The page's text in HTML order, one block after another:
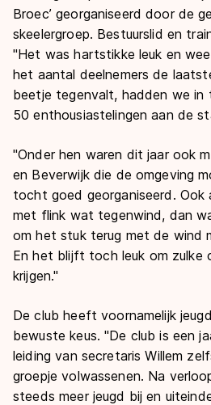
Broec’ georganiseerd door de
skeelergroep. Bestuurslid en
"Het was hartstikke leuk en
het aantal deelnemers de
beetje tegenvalt, hadden we in
50 enthousiastelingen aan de
"Onder hen waren dit jaar ook
en Beverwijk die de omgeving
tocht goed georganiseerd. Ook
met flink wat tegenwind, dan
om het stuk terug met de wind
En het blijft toch leuk om zulke
krijgen."
De club heeft voornamelijk
bewuste keus. "De club is een
leiding van secretaris Willem
groepje volwassenen. Na
steeds meer jeugd bij en